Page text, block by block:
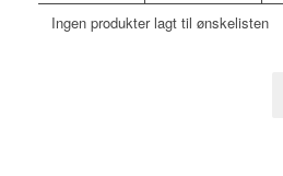
Ingen produkter lagt til ønskelisten